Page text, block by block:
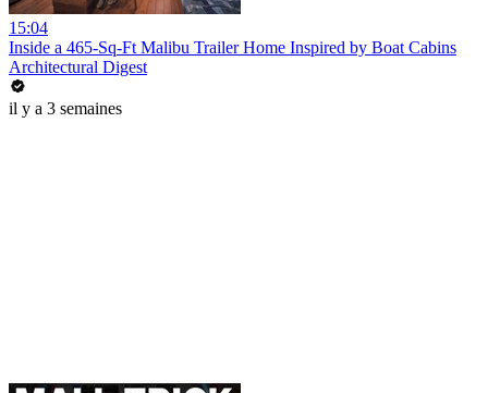
15:04
Inside a 465-Sq-Ft Malibu Trailer Home Inspired by Boat Cabins
Architectural Digest
il y a 3 semaines